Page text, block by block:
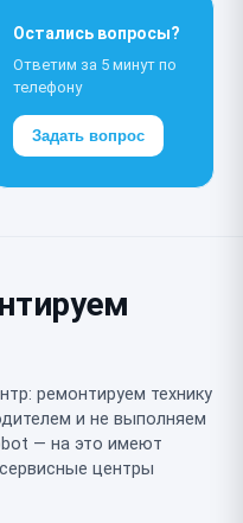
Остались вопросы?
Ответим за 5 минут по
телефону
Задать вопрос
ремонтируем технику
и не выполняем
— на это имеют
центры